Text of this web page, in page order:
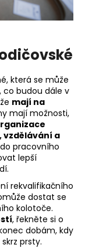
která se může
budou dále v
mají na
mají možnosti,
vzdělávání a
pracovního
lepší
rekvalifikačního
dostat se
kolotoče.
, řekněte si o
dobám, kdy
prsty.